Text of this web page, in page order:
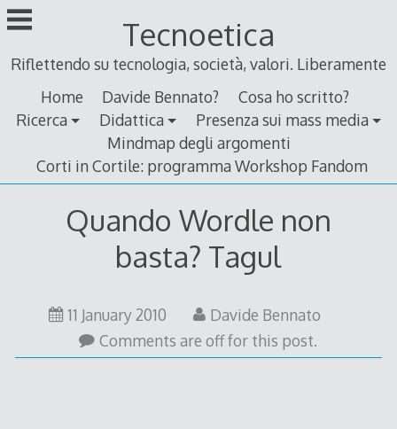
Skip
to
Tecnoetica
Riflettendo su tecnologia, società, valori. Liberamente
Home
Davide Bennato?
Cosa ho scritto?
Ricerca
Didattica
Presenza sui mass media
Mindmap degli argomenti
Corti in Cortile: programma Workshop Fandom
Quando Wordle non
basta? Tagul
11 January 2010
January
Davide Bennato
Comments are off for this post.